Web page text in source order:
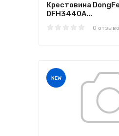
Крестовина
DFH3440A...
0
NEW